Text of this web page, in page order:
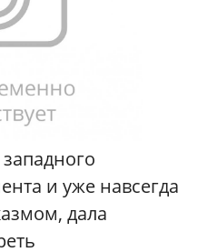
и уже навсегда
дала